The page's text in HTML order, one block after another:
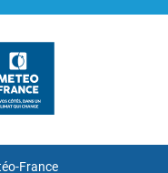
France